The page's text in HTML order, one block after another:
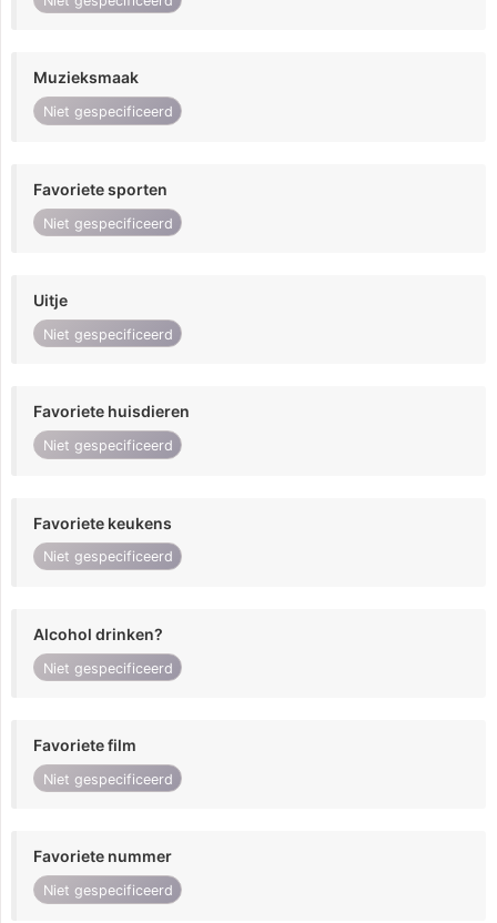
Muzieksmaak
Niet gespecificeerd
Favoriete sporten
Niet gespecificeerd
Uitje
Niet gespecificeerd
Favoriete huisdieren
Niet gespecificeerd
Favoriete keukens
Niet gespecificeerd
Alcohol drinken?
Niet gespecificeerd
Favoriete film
Niet gespecificeerd
Favoriete nummer
Niet gespecificeerd